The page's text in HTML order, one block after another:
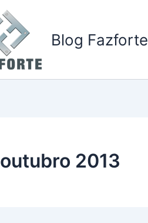
Blog Fazforte
outubro 2013